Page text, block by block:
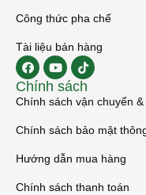
Công thức pha chế
Tài liệu bán hàng
Chính sách
Chính sách vận chuyển
Chính sách bảo mật
Hướng dẫn mua hàng
Chính sách thanh toán